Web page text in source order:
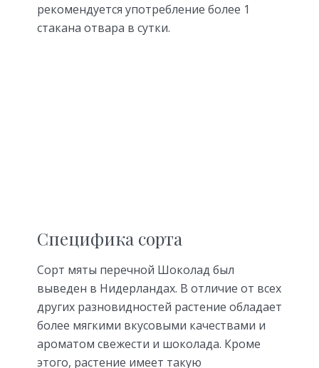
рекомендуется употребление более 1
стакана отвара в сутки.
Специфика сорта
Сорт мяты перечной Шоколад был
выведен в Нидерландах. В отличие от всех
других разновидностей растение обладает
более мягкими вкусовыми качествами и
ароматом свежести и шоколада. Кроме
этого, растение имеет такую